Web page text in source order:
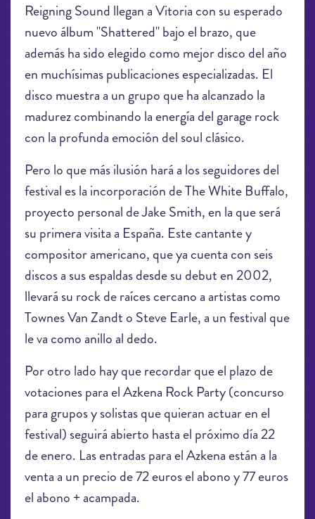
Reigning Sound llegan a Vitoria con su esperado
nuevo álbum "Shattered" bajo el brazo, que
además ha sido elegido como mejor disco del año
en muchísimas publicaciones especializadas. El
disco muestra a un grupo que ha alcanzado la
madurez combinando la energía del garage rock
con la profunda emoción del soul clásico.
Pero lo que más ilusión hará a los seguidores del
festival es la incorporación de The White Buffalo,
proyecto personal de Jake Smith, en la que será
su primera visita a España. Este cantante y
compositor americano, que ya cuenta con seis
discos a sus espaldas desde su debut en 2002,
llevará su rock de raíces cercano a artistas como
Townes Van Zandt o Steve Earle, a un festival que
le va como anillo al dedo.
Por otro lado hay que recordar que el plazo de
votaciones para el Azkena Rock Party (concurso
para grupos y solistas que quieran actuar en el
festival) seguirá abierto hasta el próximo día 22
de enero. Las entradas para el Azkena están a la
venta a un precio de 72 euros el abono y 77 euros
el abono + acampada.